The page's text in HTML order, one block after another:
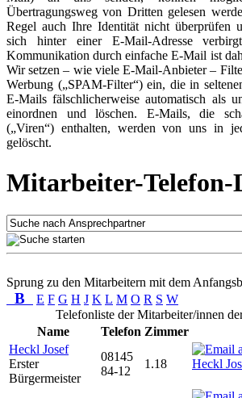
Übertragungsweg von Dritten gelesen
Regel auch Ihre Identität nicht überprüfen
sich hinter einer E-Mail-Adresse
Kommunikation durch einfache E-Mail ist
Wir setzen – wie viele E-Mail-Anbieter –
Werbung („SPAM-Filter“) ein, die in
E-Mails fälschlicherweise automatisch als
einordnen und löschen. E-Mails, die
(„Viren“) enthalten, werden von uns in
gelöscht.
Mitarbeiter-Telefon-
Sprung zu den Mitarbeitern mit dem
B E F G H J K L M O R S W
Telefonliste der Mitarbeiter/innen
Name
Telefon Zimmer
Heckl Josef
Erster
Bürgermeister
08145
84-12
1.18